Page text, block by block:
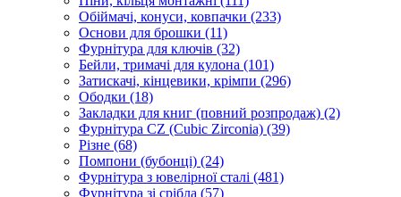
Обіймачі, конуси, ковпачки (233)
Основи для брошки (11)
Фурнітура для ключів (32)
Бейли, тримачі для кулона (101)
Затискачі, кінцевики, крімпи (296)
Ободки (18)
Закладки для книг (повний розпродаж) (2)
Фурнітура CZ (Cubic Zirconia) (39)
Різне (68)
Помпони (бубонці) (24)
Фурнітура з ювелірної сталі (481)
Фурнітура зі срібла (57)